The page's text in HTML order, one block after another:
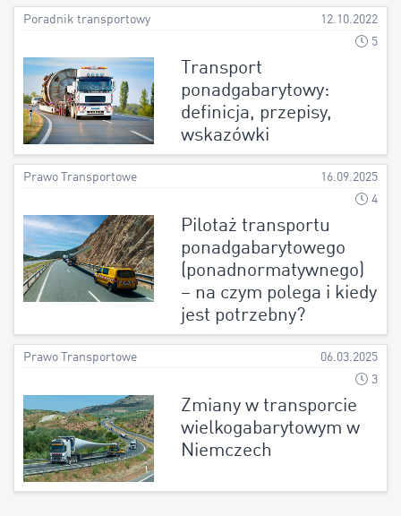
Poradnik transportowy
12.10.2022
5
Transport
ponadgabarytowy:
definicja, przepisy,
wskazówki
Prawo Transportowe
16.09.2025
4
Pilotaż transportu
ponadgabarytowego
(ponadnormatywnego)
– na czym polega i kiedy
jest potrzebny?
Prawo Transportowe
06.03.2025
3
Zmiany w transporcie
wielkogabarytowym w
Niemczech